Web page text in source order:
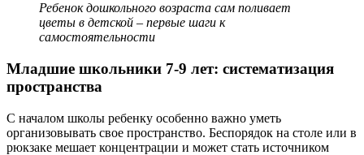
Ребенок дошкольного возраста сам поливает
цветы в детской – первые шаги к
самостоятельности
Младшие школьники 7-9 лет: систематизация
пространства
С началом школы ребенку особенно важно уметь
организовывать свое пространство. Беспорядок на столе или в
рюкзаке мешает концентрации и может стать источником